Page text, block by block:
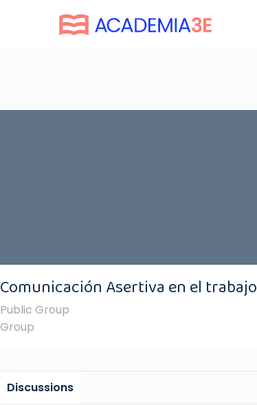
Comunicación Asertiva en el trabajo
Public Group
Group
Discussions